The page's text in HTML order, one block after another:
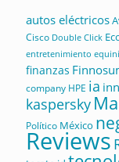
autos eléctricos
Cisco Double Click
entretenimiento
finanzas
company HPE ia
kaspersky
Político México
Reviews